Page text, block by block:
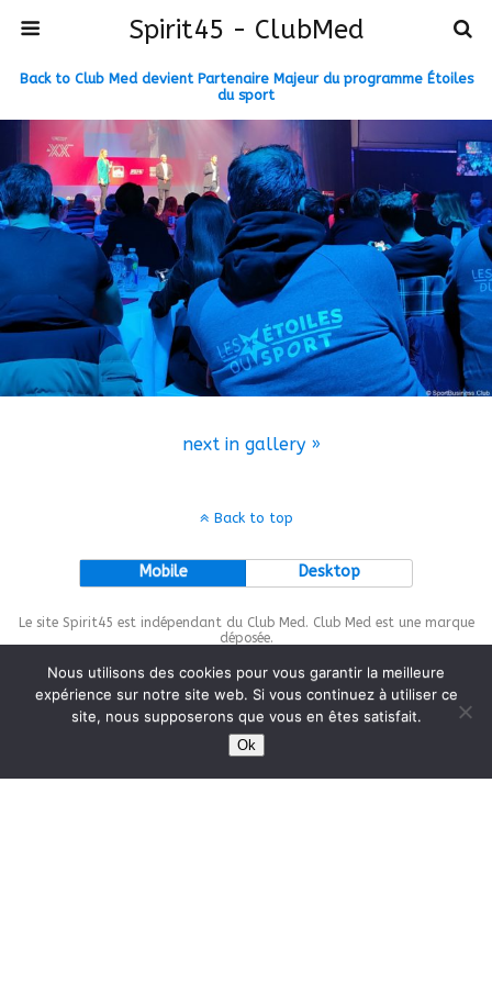
Spirit45 - ClubMed
Back to Club Med devient Partenaire Majeur du programme Étoiles
du sport
next in gallery »
Back to top
Mobile Desktop
Le site Spirit45 est indépendant du Club Med. Club Med est une marque
déposée.
This site is protected bywp-copyrightpro.com
Nous utilisons des cookies pour vous garantir la meilleure
expérience sur notre site web. Si vous continuez à utiliser ce
site, nous supposerons que vous en êtes satisfait.
Ok